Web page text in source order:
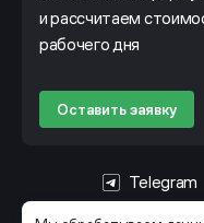
и рассчитаем
рабочего дня
Оставить заявку
Telegram